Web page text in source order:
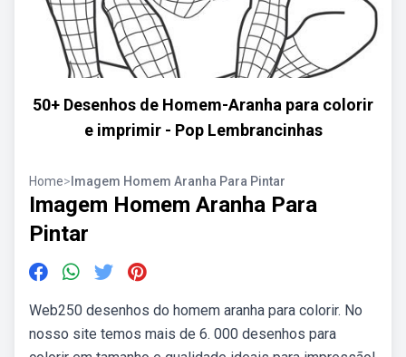
50+ Desenhos de Homem-Aranha para colorir
e imprimir - Pop Lembrancinhas
Home> Imagem Homem Aranha Para Pintar
Imagem Homem Aranha Para
Pintar
Web250 desenhos do homem aranha para colorir. No
nosso site temos mais de 6. 000 desenhos para